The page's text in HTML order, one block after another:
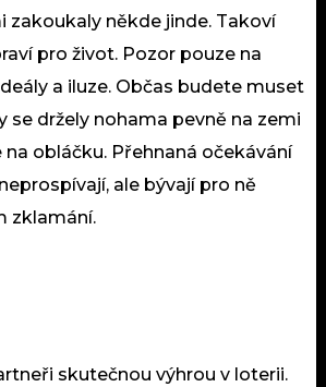
zakoukaly někde jinde. Takoví
pro život. Pozor pouze na
a iluze. Občas budete muset
se držely nohama pevně na zemi
na obláčku. Přehnaná očekávání
ale bývají pro ně
zklamání.
skutečnou výhrou v loterii.